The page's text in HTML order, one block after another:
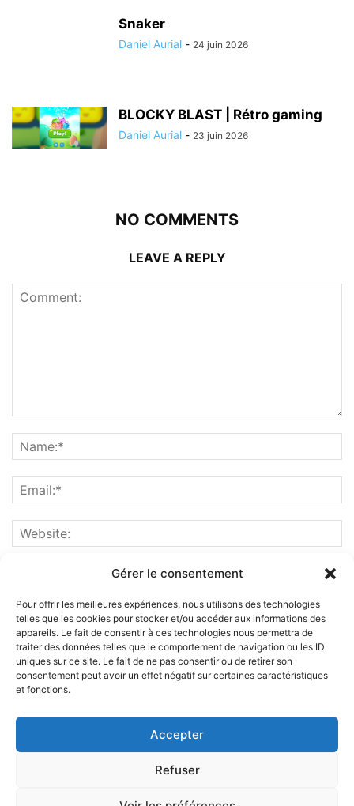
Gérer le consentement
Pour offrir les meilleures expériences, nous utilisons des technologies
telles que les cookies pour stocker et/ou accéder aux informations des
appareils. Le fait de consentir à ces technologies nous permettra de
traiter des données telles que le comportement de navigation ou les ID
uniques sur ce site. Le fait de ne pas consentir ou de retirer son
consentement peut avoir un effet négatif sur certaines caractéristiques
et fonctions.
Accepter
Refuser
Snaker
Daniel Aurial - 24 juin 2026
BLOCKY BLAST | Rétro gaming
Daniel Aurial - 23 juin 2026
NO COMMENTS
LEAVE A REPLY
ABOUT US
FOLLOW US